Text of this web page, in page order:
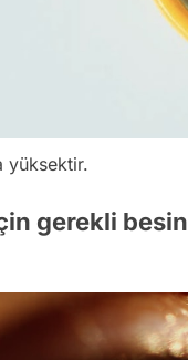
yüksektir.
gerekli